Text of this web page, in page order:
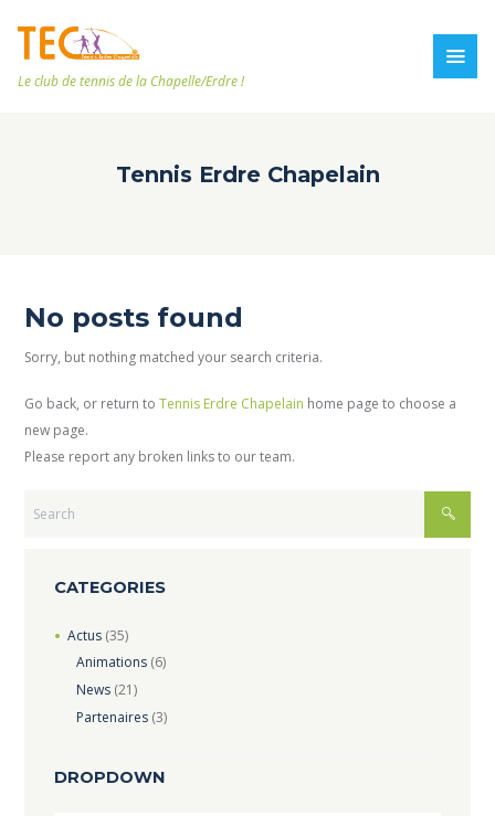
Le club de tennis de la Chapelle/Erdre !
Tennis Erdre Chapelain
No posts found
Sorry, but nothing matched your search criteria.
Go back, or return toTennis Erdre Chapelain home page to choose a
new page.
Please report any broken links to our team.
CATEGORIES
Actus(35)
Animations (6)
News (21)
Partenaires (3)
DROPDOWN